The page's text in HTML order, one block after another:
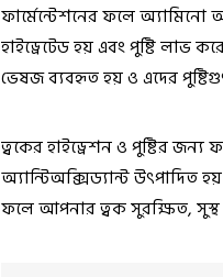
ফার্মেন্টেশনের ফলে অ্যামিনো
হাইড্রেটেড হয় এবং পুষ্টি লাভ
ভেষজ ব্যবহৃত হয় ও এদের
ত্বকের হাইড্রেশন ও পুষ্টির জন্য
অ্যান্টিঅক্সিড্যান্ট উৎপাদিত
ফলে আপনার ত্বক সুরক্ষিত, সুস্থ